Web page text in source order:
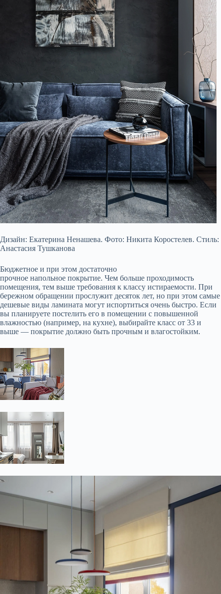
Дизайн: Екатерина Ненашева. Фото: Никита Коростелев. Стиль:
Анастасия Тушканова
Бюджетное и при этом достаточно
прочное напольное покрытие. Чем больше проходимость
помещения, тем выше требования к классу истираемости. При
бережном обращении прослужит десяток лет, но при этом самые
дешевые виды ламината могут испортиться очень быстро. Если
вы планируете постелить его в помещении с повышенной
влажностью (например, на кухне), выбирайте класс от 33 и
выше — покрытие должно быть прочным и влагостойким.